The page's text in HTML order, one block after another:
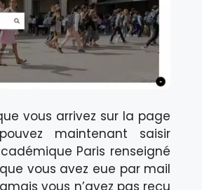
vous arrivez sur la page
maintenant saisir
Paris renseigné
vous avez eue par mail
vous n’avez pas reçu